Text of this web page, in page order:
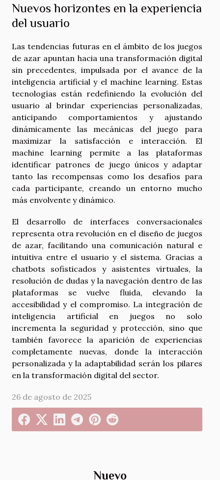
Nuevos horizontes en la experiencia
del usuario
Las tendencias futuras en el ámbito de los juegos
de azar apuntan hacia una transformación digital
sin precedentes, impulsada por el avance de la
inteligencia artificial y el machine learning. Estas
tecnologías están redefiniendo la evolución del
usuario al brindar experiencias personalizadas,
anticipando comportamientos y ajustando
dinámicamente las mecánicas del juego para
maximizar la satisfacción e interacción. El
machine learning permite a las plataformas
identificar patrones de juego únicos y adaptar
tanto las recompensas como los desafíos para
cada participante, creando un entorno mucho
más envolvente y dinámico.
El desarrollo de interfaces conversacionales
representa otra revolución en el diseño de juegos
de azar, facilitando una comunicación natural e
intuitiva entre el usuario y el sistema. Gracias a
chatbots sofisticados y asistentes virtuales, la
resolución de dudas y la navegación dentro de las
plataformas se vuelve fluida, elevando la
accesibilidad y el compromiso. La integración de
inteligencia artificial en juegos no solo
incrementa la seguridad y protección, sino que
también favorece la aparición de experiencias
completamente nuevas, donde la interacción
personalizada y la adaptabilidad serán los pilares
en la transformación digital del sector.
26 de agosto de 2025
Nuevo